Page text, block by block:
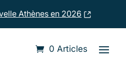
Athènes en 2026
0 Articles